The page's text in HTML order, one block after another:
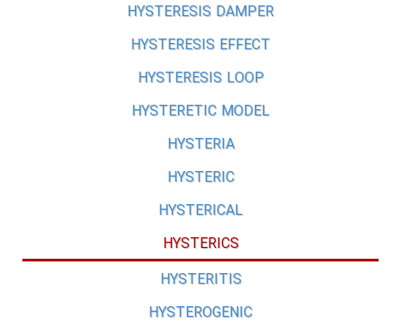
HYSTERESIS DAMPER
HYSTERESIS EFFECT
HYSTERESIS LOOP
HYSTERETIC MODEL
HYSTERIA
HYSTERIC
HYSTERICAL
HYSTERICS
HYSTERITIS
HYSTEROGENIC